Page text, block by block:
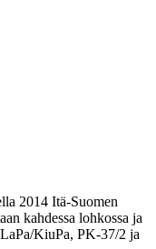
2014 Itä-Suomen
kahdessa lohkossa ja
KiuPa, PK-37/2 ja